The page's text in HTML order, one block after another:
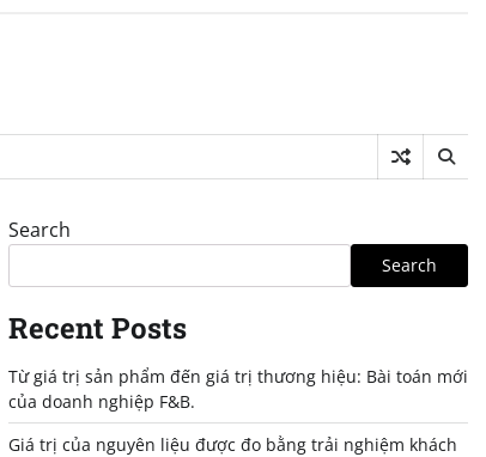
Search
Search
Recent Posts
Từ giá trị sản phẩm đến giá trị thương hiệu: Bài toán mới
của doanh nghiệp F&B.
Giá trị của nguyên liệu được đo bằng trải nghiệm khách